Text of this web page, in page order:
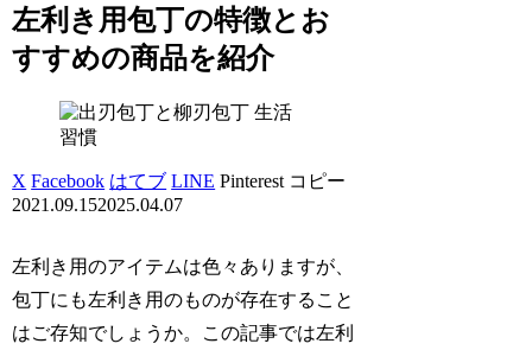
左利き用包丁の特徴とお
すすめの商品を紹介
生活
習慣
X Facebook はてブ LINE Pinterest コピー
2021.09.152025.04.07
左利き用のアイテムは色々ありますが、
包丁にも左利き用のものが存在すること
はご存知でしょうか。この記事では左利